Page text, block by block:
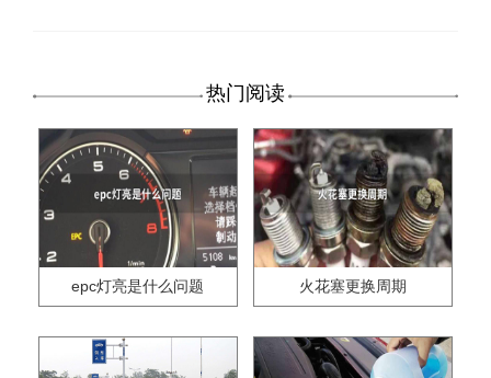
热门阅读
epc灯亮是什么问题 火花塞更换周期